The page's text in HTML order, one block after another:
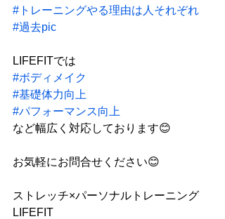
#トレーニングやる理由は人それぞれ
#過去pic
LIFEFITでは
#ボディメイク
#基礎体力向上
#パフォーマンス向上
など幅広く対応しております😊
お気軽にお問合せください😊
ストレッチ×パーソナルトレーニング
LIFEFIT